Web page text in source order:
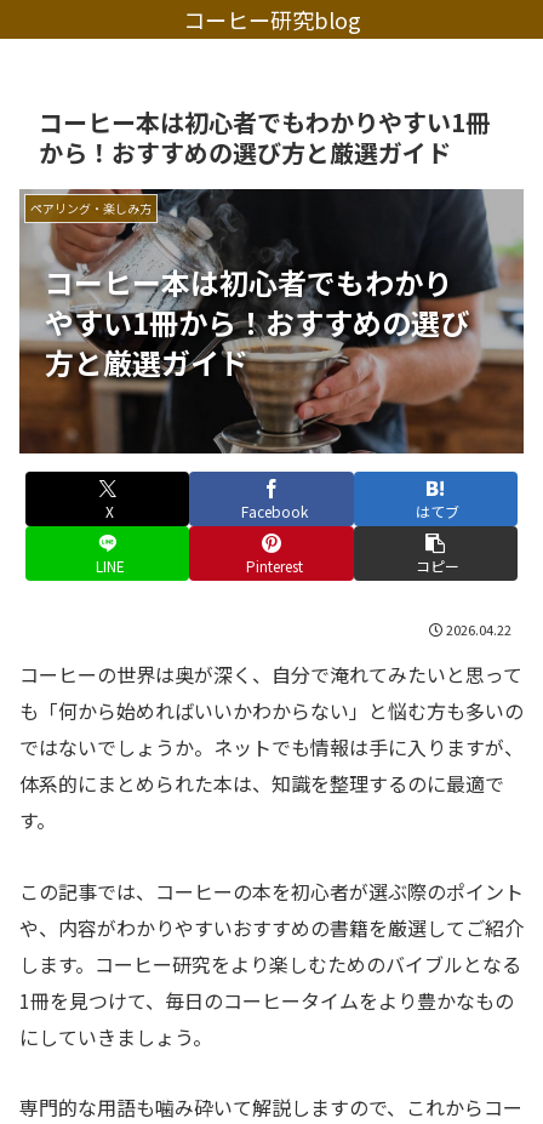
コーヒー研究blog
コーヒー本は初心者でもわかりやすい1冊
から！おすすめの選び方と厳選ガイド
コーヒー本は初心者でもわかり
やすい1冊から！おすすめの選び
方と厳選ガイド
ペアリング・楽しみ方
X Facebook はてブ
LINE Pinterest コピー
2026.04.22
コーヒーの世界は奥が深く、自分で淹れてみたいと思って
も「何から始めればいいかわからない」と悩む方も多いの
ではないでしょうか。ネットでも情報は手に入りますが、
体系的にまとめられた本は、知識を整理するのに最適で
す。
この記事では、コーヒーの本を初心者が選ぶ際のポイント
や、内容がわかりやすいおすすめの書籍を厳選してご紹介
します。コーヒー研究をより楽しむためのバイブルとなる
1冊を見つけて、毎日のコーヒータイムをより豊かなもの
にしていきましょう。
専門的な用語も噛み砕いて解説しますので、これからコー